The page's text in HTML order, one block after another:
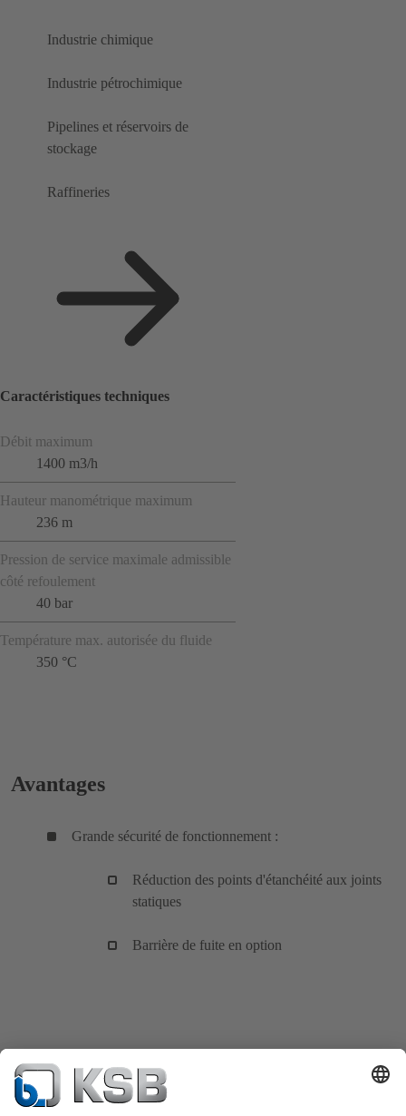
Industrie chimique
Industrie pétrochimique
Pipelines et réservoirs de
stockage
Raffineries
Caractéristiques techniques
Débit maximum
1400 m3/h
Hauteur manométrique maximum
236 m
Pression de service maximale admissible
côté refoulement
40 bar
Température max. autorisée du fluide
350 °C
Avantages
Grande sécurité de fonctionnement :
Réduction des points d'étanchéité aux joints
statiques
Barrière de fuite en option